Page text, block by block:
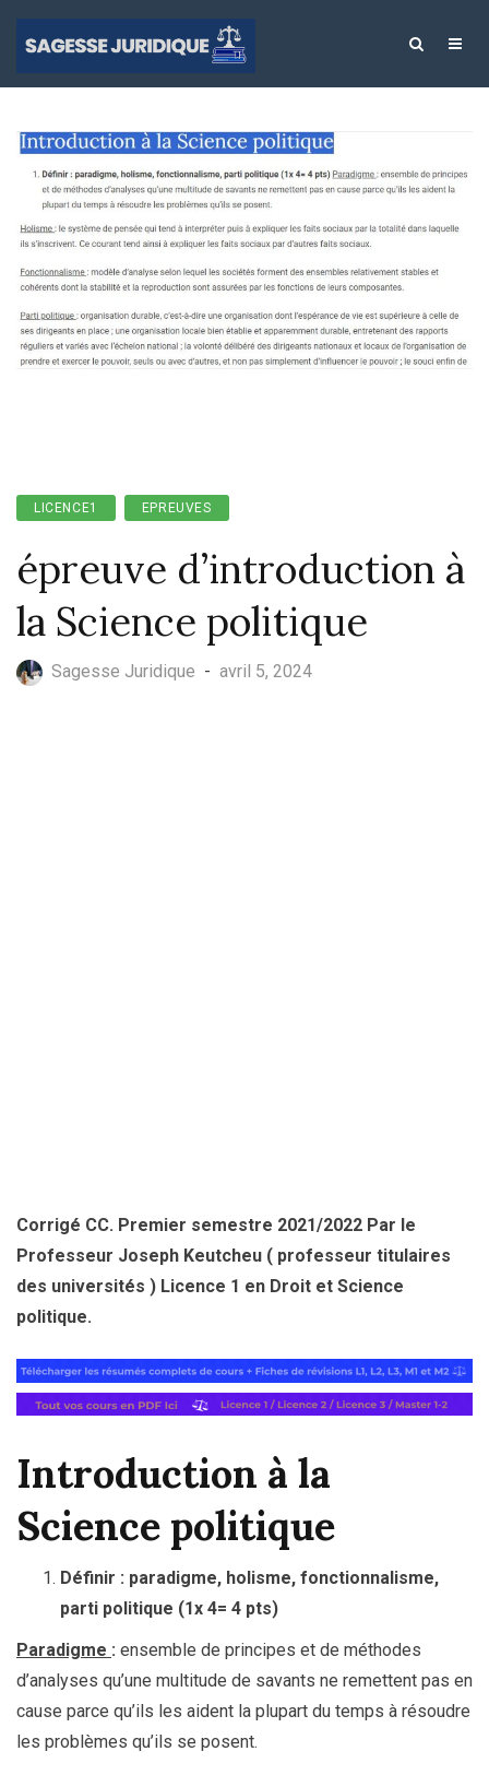
LICENCE1 EPREUVES
épreuve d’introduction à
la Science politique
Sagesse Juridique - avril 5, 2024
Corrigé CC. Premier semestre 2021/2022 Par le
Professeur Joseph Keutcheu ( professeur titulaires
des universités ) Licence 1 en Droit et Science
politique.
Introduction à la
Science politique
Définir : paradigme, holisme, fonctionnalisme,
parti politique (1x 4= 4 pts)
Paradigme : ensemble de principes et de méthodes
d’analyses qu’une multitude de savants ne remettent pas en
cause parce qu’ils les aident la plupart du temps à résoudre
les problèmes qu’ils se posent.